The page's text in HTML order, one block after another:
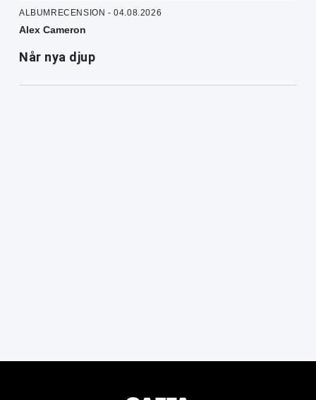
ALBUMRECENSION - 04.08.2026
Alex Cameron
Når nya djup